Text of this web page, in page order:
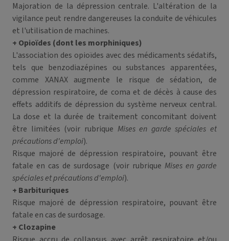
Majoration de la dépression centrale. L'altération de la
vigilance peut rendre dangereuses la conduite de véhicules
et l'utilisation de machines.
+ Opioïdes (dont les morphiniques)
L'association des opioïdes avec des médicaments sédatifs,
tels que benzodiazépines ou substances apparentées,
comme XANAX augmente le risque de sédation, de
dépression respiratoire, de coma et de décès à cause des
effets additifs de dépression du système nerveux central.
La dose et la durée de traitement concomitant doivent
être limitées (voir rubrique Mises en garde spéciales et
précautions d'emploi).
Risque majoré de dépression respiratoire, pouvant être
fatale en cas de surdosage (voir rubrique Mises en garde
spéciales et précautions d'emploi).
+ Barbituriques
Risque majoré de dépression respiratoire, pouvant être
fatale en cas de surdosage.
+ Clozapine